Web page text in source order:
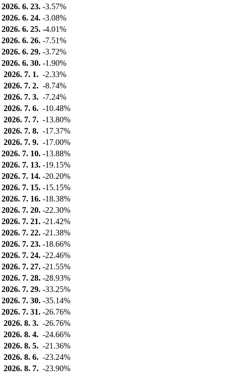
2026. 6. 23. -3.57%
2026. 6. 24. -3.08%
2026. 6. 25. -4.01%
2026. 6. 26. -7.51%
2026. 6. 29. -3.72%
2026. 6. 30. -1.90%
2026. 7. 1. -2.33%
2026. 7. 2. -8.74%
2026. 7. 3. -7.24%
2026. 7. 6. -10.48%
2026. 7. 7. -13.80%
2026. 7. 8. -17.37%
2026. 7. 9. -17.00%
2026. 7. 10. -13.88%
2026. 7. 13. -19.15%
2026. 7. 14. -20.20%
2026. 7. 15. -15.15%
2026. 7. 16. -18.38%
2026. 7. 20. -22.30%
2026. 7. 21. -21.42%
2026. 7. 22. -21.38%
2026. 7. 23. -18.66%
2026. 7. 24. -22.46%
2026. 7. 27. -21.55%
2026. 7. 28. -28.93%
2026. 7. 29. -33.25%
2026. 7. 30. -35.14%
2026. 7. 31. -26.76%
2026. 8. 3. -26.76%
2026. 8. 4. -24.66%
2026. 8. 5. -21.36%
2026. 8. 6. -23.24%
2026. 8. 7. -23.90%